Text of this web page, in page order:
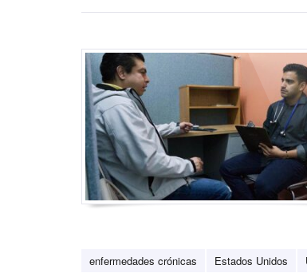
enfermedades crónicas Estados Unidos